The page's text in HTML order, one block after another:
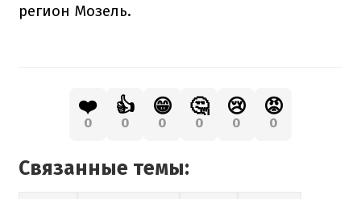
регион Мозель.
❤️
0
👍
0
😁
0
🤔
0
😢
0
😡
0
Связанные темы: